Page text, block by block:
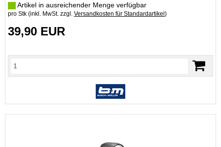
Artikel in ausreichender Menge verfügbar
pro Stk (inkl. MwSt. zzgl. Versandkosten für Standardartikel )
39,90 EUR